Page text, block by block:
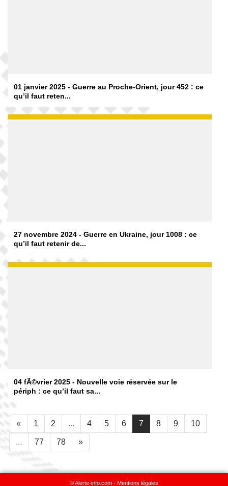
01 janvier 2025 - Guerre au Proche-Orient, jour 452 : ce
qu’il faut reten...
27 novembre 2024 - Guerre en Ukraine, jour 1008 : ce
qu’il faut retenir de...
04 fÃ©vrier 2025 - Nouvelle voie réservée sur le
périph : ce qu’il faut sa...
« 1 2 ... 4 5 6 7 8 9 10
... 77 78 »
© Alerte-info.com - Mentions légales